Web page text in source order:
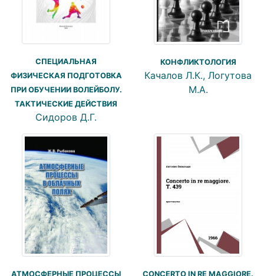
СПЕЦИАЛЬНАЯ
ФИЗИЧЕСКАЯ ПОДГОТОВКА
ПРИ ОБУЧЕНИИ ВОЛЕЙБОЛУ.
ТАКТИЧЕСКИЕ ДЕЙСТВИЯ
Сидоров Д.Г.
КОНФЛИКТОЛОГИЯ
Качалов Л.К., Логутова
М.А.
АТМОСФЕРНЫЕ ПРОЦЕССЫ CONCERTO IN RE MAGGIORE.